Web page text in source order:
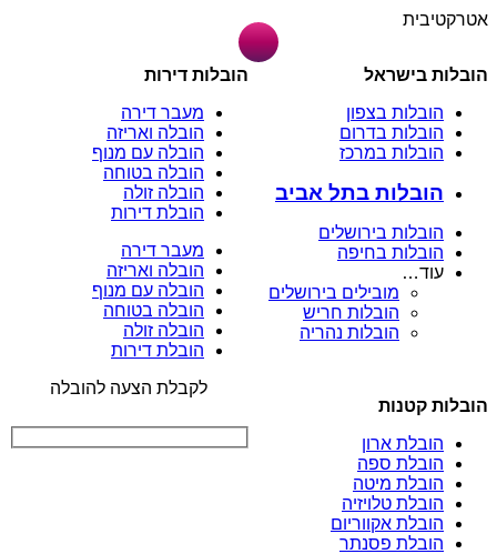
אטרקטיבית
הובלות בישראל
הובלות בצפון
הובלות בדרום
הובלות במרכז
הובלות בתל אביב
הובלות בירושלים
הובלות בחיפה
עוד…
מובילים בירושלים
הובלות חריש
הובלות נהריה
הובלות דירות
מעבר דירה
הובלה ואריזה
הובלה עם מנוף
הובלה בטוחה
הובלה זולה
הובלת דירות
מעבר דירה
הובלה ואריזה
הובלה עם מנוף
הובלה בטוחה
הובלה זולה
הובלת דירות
הובלות קטנות
הובלת ארון
הובלת ספה
הובלת מיטה
הובלת טלויזיה
הובלת אקווריום
הובלת פסנתר
לקבלת הצעה להובלה